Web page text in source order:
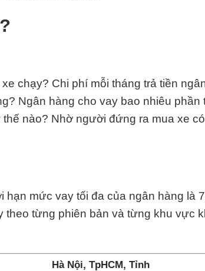
chạy? Chi phí mỗi tháng trả tiền
Ngân hàng cho vay bao nhiêu phần
nào? Nhờ người đứng ra mua xe
mức vay tối đa của ngân hàng là
theo từng phiên bản và từng khu vực
Hà Nội, TpHCM, Tỉnh